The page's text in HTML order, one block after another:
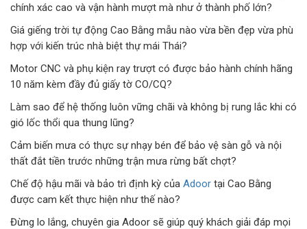
CỬA KÍNH TỰ ĐỘNG
chính xác cao và vận hành mượt mà như ở thành phố lớn?
Giá giếng trời tự động Cao Bằng mẫu nào vừa bền đẹp vừa phù
hợp với kiến trúc nhà biệt thự mái Thái?
Motor CNC và phụ kiện ray trượt có được bảo hành chính hãng
10 năm kèm đầy đủ giấy tờ CO/CQ?
Làm sao để hệ thống luôn vững chãi và không bị rung lắc khi có
gió lốc thổi qua thung lũng?
Cảm biến mưa có thực sự nhạy bén để bảo vệ sàn gỗ và nội
thất đắt tiền trước những trận mưa rừng bất chợt?
Chế độ hậu mãi và bảo trì định kỳ của Adoor tại Cao Bằng
được cam kết thực hiện như thế nào?
Đừng lo lắng, chuyên gia Adoor sẽ giúp quý khách giải đáp mọi